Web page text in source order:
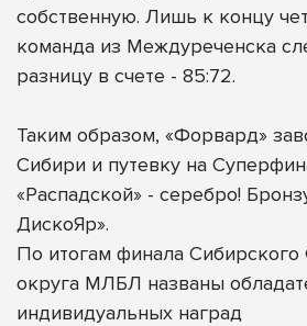
собственную. Лишь к концу
команда из Междуреченска
разницу в счете - 85:72.
Таким образом, «Форвард»
Сибири и путевку на
«Распадской» - серебро!
ДискоЯр».
По итогам финала
округа МЛБЛ названы
индивидуальных наград